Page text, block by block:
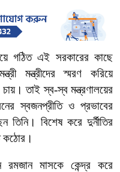
গঠিত এই সরকারের কাছে
মন্ত্রীদের স্মরণ
করিয়ে
চায়। তাই স্ব-স্ব মন্ত্রণালয়ের
স্বজনপ্রীতি ও প্রভাবের
তিনি। বিশেষ করে দুর্নীতির
কঠোর।
রমজান মাসকে কেন্দ্র করে